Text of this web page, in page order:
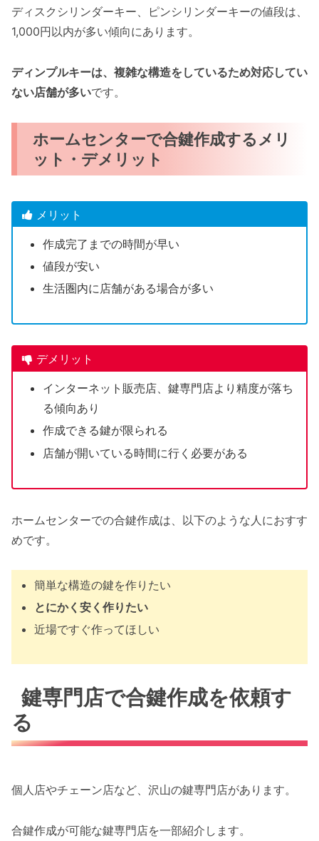
ディスクシリンダーキー、ピンシリンダーキーの値段は、
1,000円以内が多い傾向にあります。
ディンプルキーは、複雑な構造をしているため対応してい
ない店舗が多いです。
ホームセンターで合鍵作成するメリ
ット・デメリット
メリット
作成完了までの時間が早い
値段が安い
生活圏内に店舗がある場合が多い
デメリット
インターネット販売店、鍵専門店より精度が落ち
る傾向あり
作成できる鍵が限られる
店舗が開いている時間に行く必要がある
ホームセンターでの合鍵作成は、以下のような人におすす
めです。
簡単な構造の鍵を作りたい
とにかく安く作りたい
近場ですぐ作ってほしい
鍵専門店で合鍵作成を依頼す
る
個人店やチェーン店など、沢山の鍵専門店があります。
合鍵作成が可能な鍵専門店を一部紹介します。